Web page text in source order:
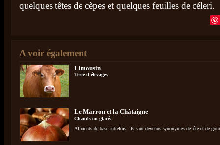
quelques têtes de cèpes et quelques feuilles de céleri.
A voir également
Limousin
Terre d'élevages
Le Marron et la Châtaigne
Chauds ou glacés
Aliments de base autrefois, ils sont devenus synonymes de fête et de